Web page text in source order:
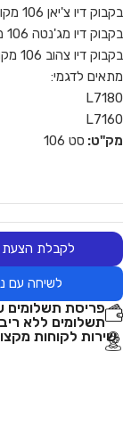
בקבוק דיו צ'יאן 106 מקורי 70 מ"ל Epson
בקבוק דיו מג'נטה 106 מקורי 70 מ"ל Epson
בקבוק דיו צהוב 106 מקורי 70 מ"ל Epson
מתאים לדגמי:
L7180
L7160
מק"ט: סט 106
לקבלת הצעת
לשיחה עם
תשלומים ללא
שירות לקוחות